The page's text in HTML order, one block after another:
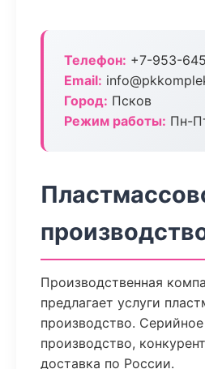
Телефон: +7-953-
Email:
Город: Псков
Режим работы: Пн-
Производственная
предлагает услуги
производство.
производство,
доставка по России.